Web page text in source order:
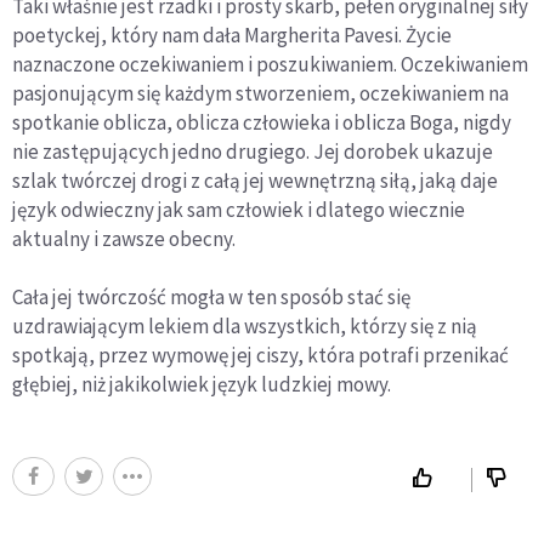
Taki właśnie jest rzadki i prosty skarb, pełen oryginalnej siły
poetyckej, który nam dała Margherita Pavesi. Życie
naznaczone oczekiwaniem i poszukiwaniem. Oczekiwaniem
pasjonującym się każdym stworzeniem, oczekiwaniem na
spotkanie oblicza, oblicza człowieka i oblicza Boga, nigdy
nie zastępujących jedno drugiego. Jej dorobek ukazuje
szlak twórczej drogi z całą jej wewnętrzną siłą, jaką daje
język odwieczny jak sam człowiek i dlatego wiecznie
aktualny i zawsze obecny.
Cała jej twórczość mogła w ten sposób stać się
uzdrawiającym lekiem dla wszystkich, którzy się z nią
spotkają, przez wymowę jej ciszy, która potrafi przenikać
głębiej, niż jakikolwiek język ludzkiej mowy.